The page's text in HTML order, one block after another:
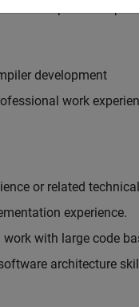
multiple
development
work
or related
experience.
with large code
architecture